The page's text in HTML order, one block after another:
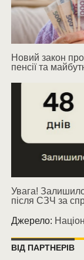
Новий закон
пенсії та
Увага!
після СЗЧ за
Джерело:
ВІД ПАРТНЕРІВ